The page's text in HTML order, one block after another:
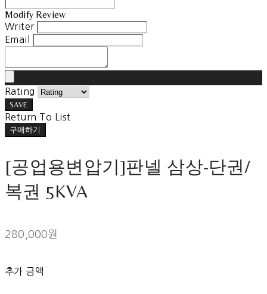
Modify Review
Writer
Email
Rating
SAVE
Return To List
구매하기
[공업용변압기]판넬 삼상-단권/
복권 5KVA
280,000원
추가 금액